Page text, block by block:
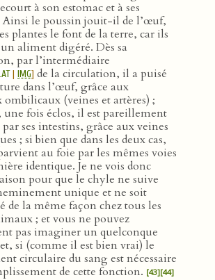
à son estomac et à ses
Ainsi le poussin jouit-il de l’œuf,
plantes le font de la terre, car ils
aliment digéré. Dès sa
par l’intermédiaire
| IMG] de la circulation, il a puisé
dans l’œuf, grâce aux
ombilicaux (veines et artères) ;
une fois éclos, il est pareillement
ses intestins, grâce aux veines
; si bien que dans les deux cas,
au foie par les mêmes voies
identique. Je ne vois donc
pour que le chyle ne suive
unique et ne soit
de la même façon chez tous les
; et vous ne pouvez
pas imaginer un quelconque
si (comme il est bien vrai) le
circulaire du sang est nécessaire
de cette fonction. [43][44]